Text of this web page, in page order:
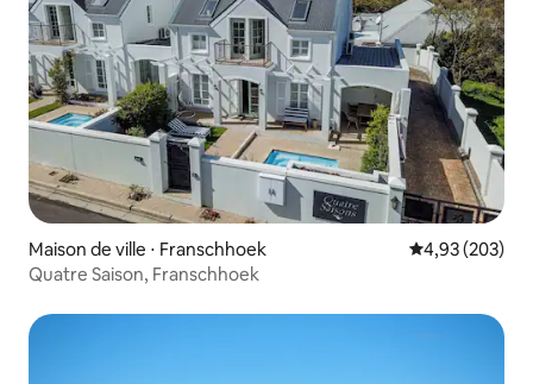
Maison de ville ⋅ Franschhoek Évaluation
4,93 (203)
Quatre Saison, Franschhoek